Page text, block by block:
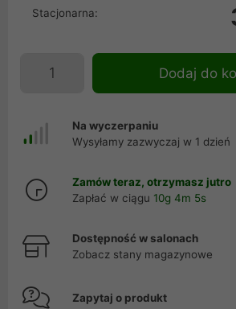
Stacjonarna:
Dodaj do
Na wyczerpaniu
Wysyłamy zazwyczaj w 1 dzień
Zamów teraz, otrzymasz jutro
Zapłać w ciągu 10g 4m 5s
Dostępność w salonach
Zobacz stany magazynowe
Zapytaj o produkt